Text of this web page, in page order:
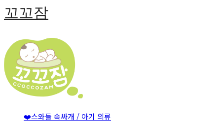
꼬꼬잠
❤️스와들 속싸개 / 아기 의류